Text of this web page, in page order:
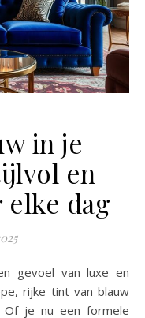
in je
en
dag
rijke tint van blauw
je nu een formele